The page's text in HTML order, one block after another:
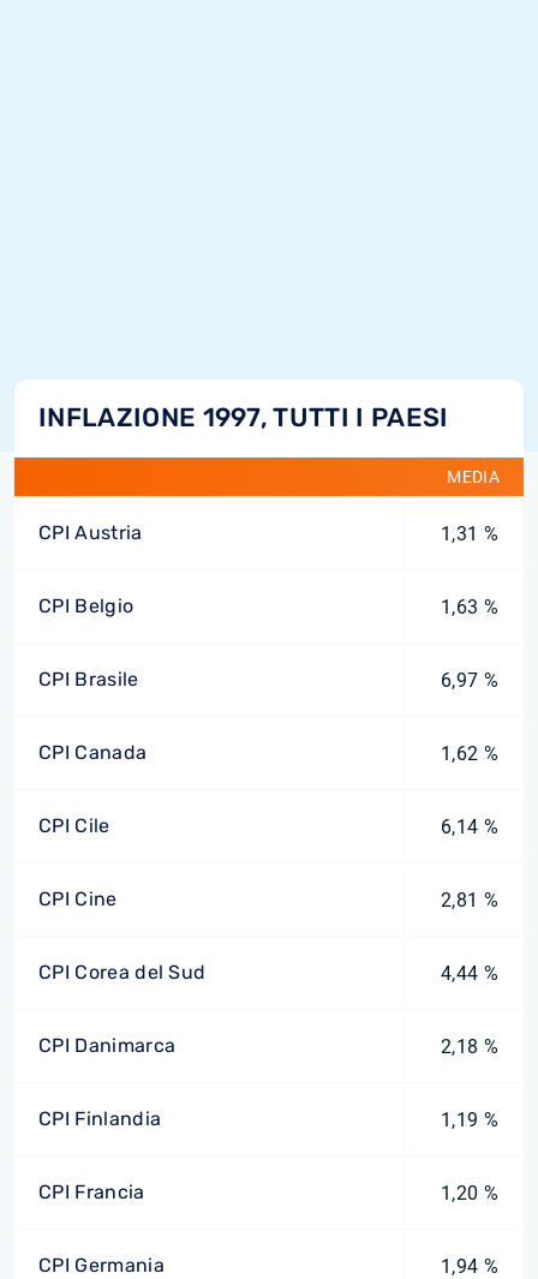
INFLAZIONE 1997, TUTTI I PAESI
MEDIA
CPI Austria 1,31 %
CPI Belgio 1,63 %
CPI Brasile 6,97 %
CPI Canada 1,62 %
CPI Cile 6,14 %
CPI Cine 2,81 %
CPI Corea del Sud 4,44 %
CPI Danimarca 2,18 %
CPI Finlandia 1,19 %
CPI Francia 1,20 %
CPI Germania 1,94 %